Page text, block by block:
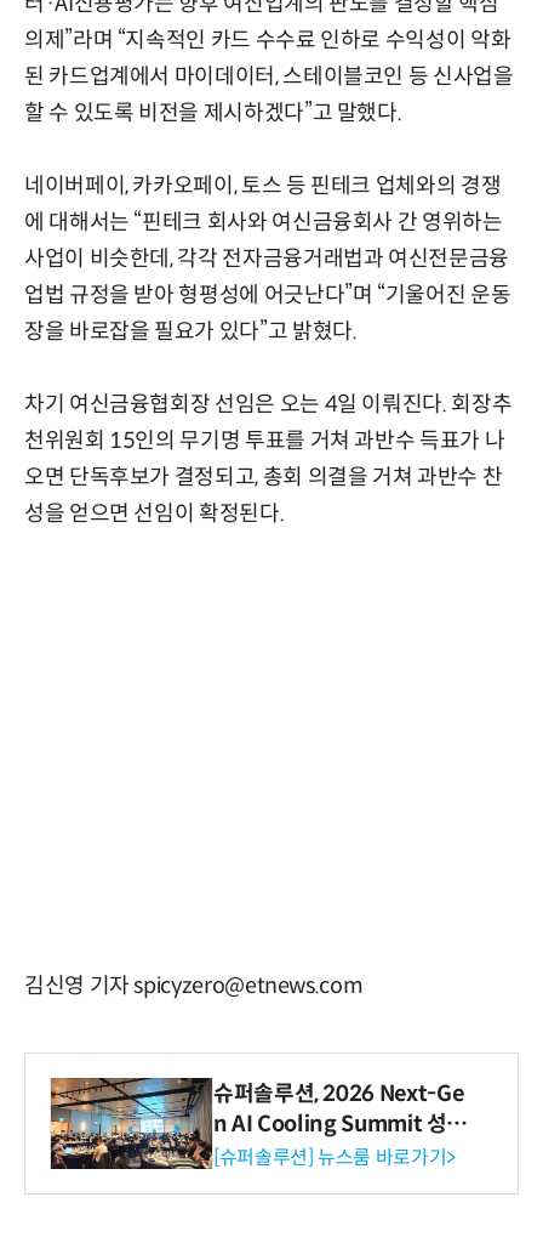
의제”라며 “지속적인 카드 수수료 인하로 수익성이 악화
된 카드업계에서 마이데이터, 스테이블코인 등 신사업을
할 수 있도록 비전을 제시하겠다”고 말했다.
네이버페이, 카카오페이, 토스 등 핀테크 업체와의 경쟁
에 대해서는 “핀테크 회사와 여신금융회사 간 영위하는
사업이 비슷한데, 각각 전자금융거래법과 여신전문금융
업법 규정을 받아 형평성에 어긋난다”며 “기울어진 운동
장을 바로잡을 필요가 있다”고 밝혔다.
차기 여신금융협회장 선임은 오는 4일 이뤄진다. 회장추
천위원회 15인의 무기명 투표를 거쳐 과반수 득표가 나
오면 단독후보가 결정되고, 총회 의결을 거쳐 과반수 찬
성을 얻으면 선임이 확정된다.
김신영 기자 spicyzero@etnews.com
슈퍼솔루션, 2026 Next-Ge
n AI Cooling Summit 성황
리 성료
[슈퍼솔루션] 뉴스룸 바로가기>